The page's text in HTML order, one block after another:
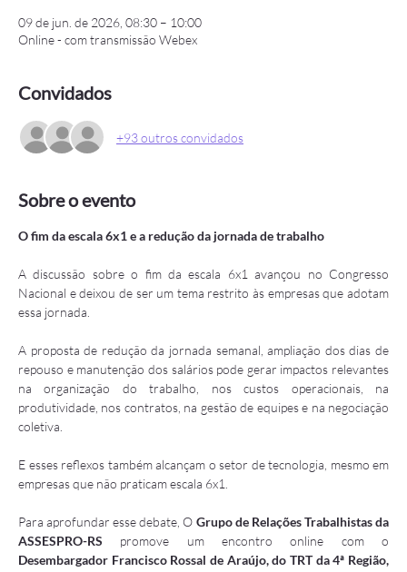
09 de jun. de 2026, 08:30 – 10:00
Online - com transmissão Webex
Convidados
+93 outros convidados
Sobre o evento
O fim da escala 6x1 e a redução da jornada de trabalho
A discussão sobre o fim da escala 6x1 avançou no Congresso
Nacional e deixou de ser um tema restrito às empresas que adotam
essa jornada.
A proposta de redução da jornada semanal, ampliação dos dias de
repouso e manutenção dos salários pode gerar impactos relevantes
na organização do trabalho, nos custos operacionais, na
produtividade, nos contratos, na gestão de equipes e na negociação
coletiva.
E esses reflexos também alcançam o setor de tecnologia, mesmo em
empresas que não praticam escala 6x1.
Para aprofundar esse debate, O Grupo de Relações Trabalhistas da
ASSESPRO-RS
Desembargador Francisco Rossal de Araújo, do TRT da 4ª Região,